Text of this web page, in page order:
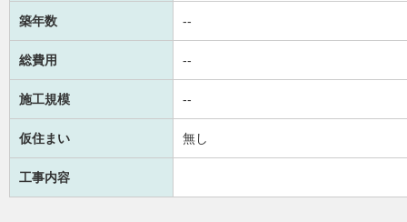
築年数 --
総費用 --
施工規模 --
仮住まい 無し
工事内容